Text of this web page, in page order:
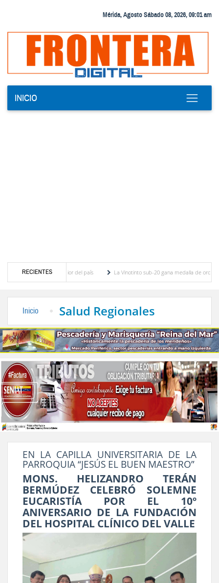
Mérida, Agosto Sábado 08, 2026, 09:01 am
INICIO
RECIENTES
eléctrica en el interior del país
La Vinotinto sub-20 gana medalla de oro en los
Inicio Salud Regionales
EN LA CAPILLA UNIVERSITARIA DE LA
PARROQUIA “JESÚS EL BUEN MAESTRO”
MONS. HELIZANDRO TERÁN
BERMÚDEZ CELEBRÓ SOLEMNE
EUCARISTÍA POR EL 10º
ANIVERSARIO DE LA FUNDACIÓN
DEL HOSPITAL CLÍNICO DEL VALLE